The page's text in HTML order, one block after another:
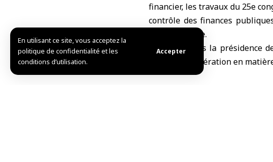
En utilisant ce site, vous acceptez la
politique de confidentialité et les
conditions d’utilisation.
Accepter
financier, les travaux du 25e
contrôle des finances
arabe d’Égypte.
L’Egypte a pris la
phase de coopération en